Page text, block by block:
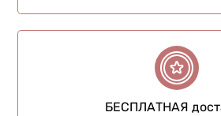
БЕСПЛАТНАЯ